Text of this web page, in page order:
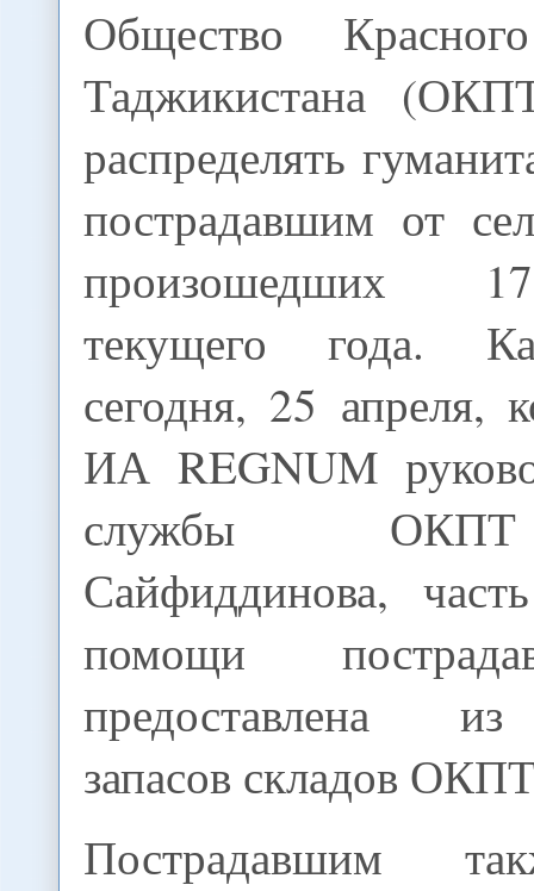
Общество
Таджикистана
распределять
пострадавшим от
произошедших
текущего года.
сегодня, 25 апреля,
ИА REGNUM
службы
Сайфиддинова,
помощи
предоставлена
запасов складов
Пострадавшим